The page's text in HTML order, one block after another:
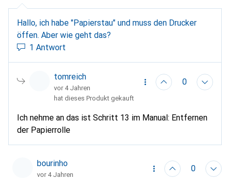
Hallo, ich habe "Papierstau" und muss den Drucker
öffen. Aber wie geht das?
1 Antwort
tomreich
vor 4 Jahren
0
hat dieses Produkt gekauft
Ich nehme an das ist Schritt 13 im Manual: Entfernen
der Papierrolle
bourinho
vor 4 Jahren
0